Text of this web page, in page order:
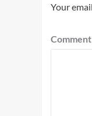
Your
Comment